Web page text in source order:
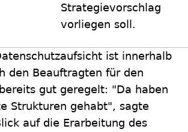
Strategievorschlag
vorliegen soll.
ist innerhalb
den Beauftragten für den
gut geregelt: "Da haben
Strukturen gehabt", sagte
auf die Erarbeitung des